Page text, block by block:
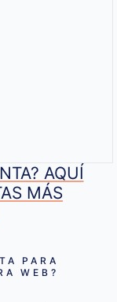
AQUÍ
MÁS
PARA
WEB?